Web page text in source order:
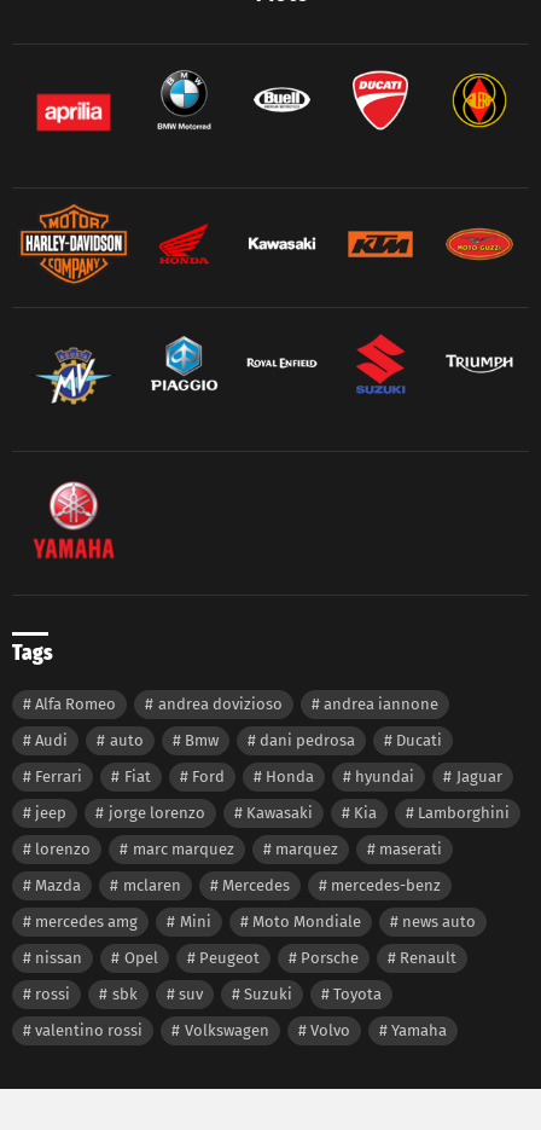
Tags
Alfa Romeo andrea dovizioso
andrea iannone
Audi
auto Bmw dani pedrosa
Ducati
Ferrari
Fiat Ford Honda hyundai
Jaguar
jeep
jorge lorenzo Kawasaki Kia
Lamborghini
lorenzo
marc marquez marquez
maserati
Mazda
mclaren Mercedes
mercedes-benz
mercedes amg
Mini Moto Mondiale
news auto
nissan
Opel Peugeot Porsche
Renault
rossi
sbk suv Suzuki
Toyota
valentino rossi
Volkswagen Volvo Yamaha